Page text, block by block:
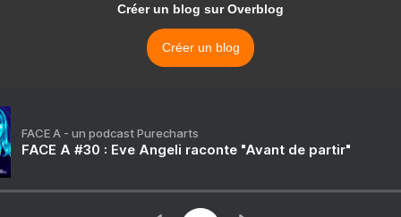
Créer un blog sur Overblog
Créer un blog
FACE A - un podcast Purecharts
FACE A #30 : Eve Angeli raconte "Avant de partir"